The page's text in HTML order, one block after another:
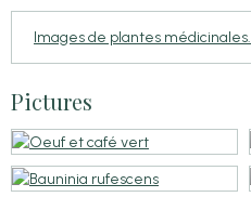
Images de plantes médicinales.
Pictures